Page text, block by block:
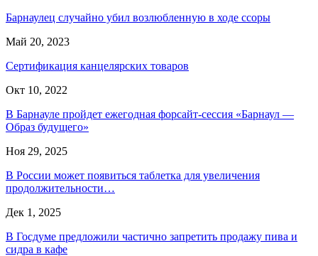
Барнаулец случайно убил возлюбленную в ходе ссоры
Май 20, 2023
Сертификация канцелярских товаров
Окт 10, 2022
В Барнауле пройдет ежегодная форсайт-сессия «Барнаул —
Образ будущего»
Ноя 29, 2025
В России может появиться таблетка для увеличения
продолжительности…
Дек 1, 2025
В Госдуме предложили частично запретить продажу пива и
сидра в кафе